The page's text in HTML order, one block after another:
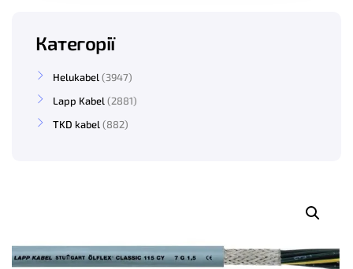
Категорії
Helukabel
3947
Lapp Kabel
2881
TKD kabel
882